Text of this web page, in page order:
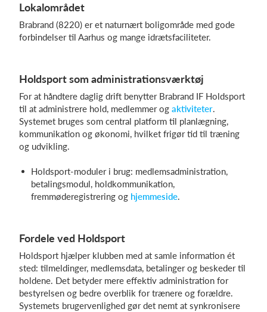
Lokalområdet
Brabrand (8220) er et naturnært boligområde med gode
forbindelser til Aarhus og mange idrætsfaciliteter.
Holdsport som administrationsværktøj
For at håndtere daglig drift benytter Brabrand IF Holdsport
til at administrere hold, medlemmer og aktiviteter.
Systemet bruges som central platform til planlægning,
kommunikation og økonomi, hvilket frigør tid til træning
og udvikling.
Holdsport-moduler i brug: medlemsadministration,
betalingsmodul, holdkommunikation,
fremmøderegistrering og hjemmeside.
Fordele ved Holdsport
Holdsport hjælper klubben med at samle information ét
sted: tilmeldinger, medlemsdata, betalinger og beskeder til
holdene. Det betyder mere effektiv administration for
bestyrelsen og bedre overblik for trænere og forældre.
Systemets brugervenlighed gør det nemt at synkronisere